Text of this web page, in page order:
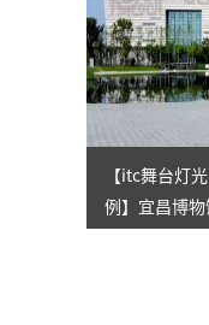
【itc舞台灯
例】宜昌博